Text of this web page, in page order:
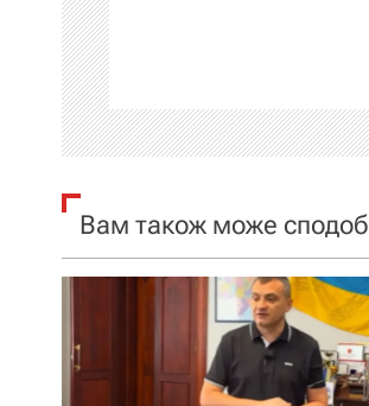
а
ц
і
я
а
п
и
Вам також може